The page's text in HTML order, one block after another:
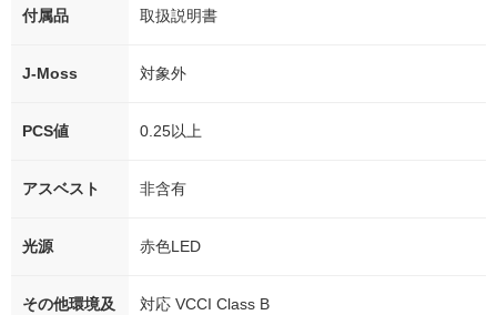
付属品 取扱説明書
J-Moss 対象外
PCS値 0.25以上
アスベスト 非含有
光源 赤色LED
その他環境及
対応 VCCI Class B